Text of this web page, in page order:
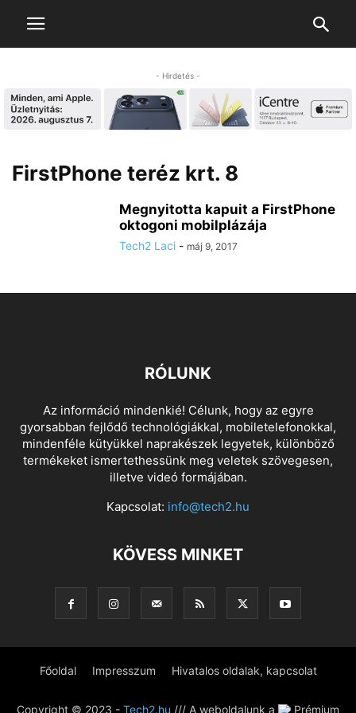
- Hirdetés -
FirstPhone teréz krt. 8
Megnyitotta kapuit a FirstPhone
oktogoni mobilplázája
Tech2 Laci - máj 9, 2017
RÓLUNK
Az információ mindenkié! Célunk, hogy az egyre
gyorsabban fejlődő technológiákkal, mobiletelefonokkal,
mindenféle kütyükkel naprakészek legyetek, különböző
termékeket ismertethessünk meg veletek szövegesen,
illetve videó formájában.
Kapcsolat: info@tech2.hu
KÖVESS MINKET
Főoldal Impresszum Hivatalos oldalak, kapcsolat
Copyright © 2023 - Tech2.hu /// A weboldalunk a Prémium